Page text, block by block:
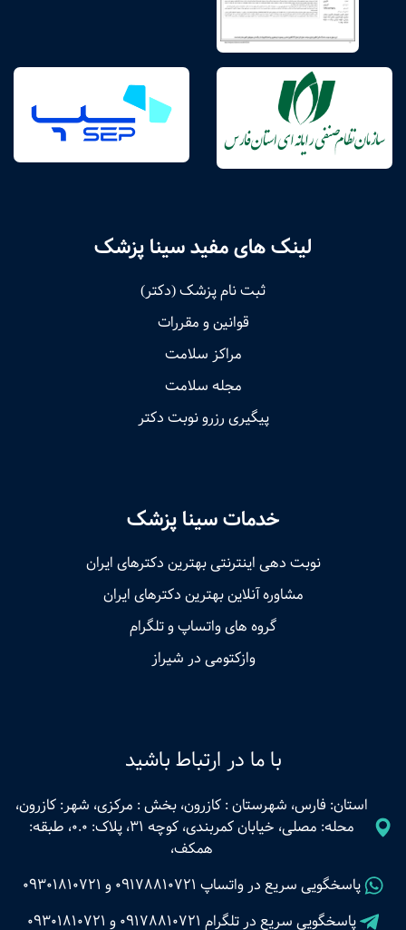
لینک های مفید سینا پزشک
ثبت نام پزشک (دکتر)
قوانین و مقررات
مراکز سلامت
مجله سلامت
پیگیری رزرو نوبت دکتر
خدمات سینا پزشک
نوبت‌ دهی اینترنتی بهترین دکترهای ایران
مشاوره آنلاین بهترین دکترهای ایران
گروه های واتساپ و تلگرام
وازکتومی در شیراز
با ما در ارتباط باشید
استان: فارس، شهرستان : کازرون، بخش : مرکزی، شهر: کازرون،
محله: مصلی، خیابان کمربندی، کوچه 31، پلاک: 0.0، طبقه:
همکف،
پاسخگویی سریع در واتساپ 09178810721 و 09301810721
پاسخگویی سریع در تلگرام 09178810721 و 09301810721